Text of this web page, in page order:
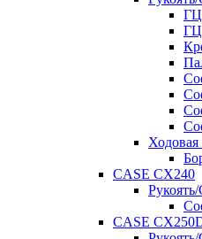
ГЦ
ГЦ
Ходовая
CASE CX240
CASE